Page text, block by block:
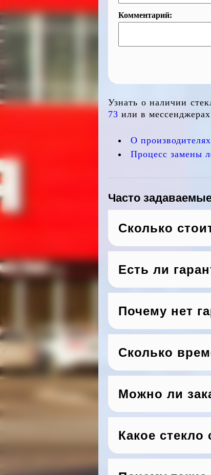
Комментарий:
Узнать о наличии
73 или в
О
Процесс замены
Часто
Сколько
Есть ли
Почему нет
Сколько
Можно ли
Какое